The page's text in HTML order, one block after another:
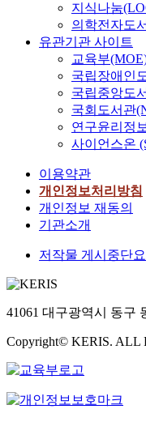
지식나눔
의학전자도
유관기관 사이트
교육부
국립장애인
국립중앙도
국회도서관
연구윤리정
사이언스온
이용약관
개인정보처리방침
개인정보 재동의
기관소개
저작물 게시중단
41061 대구광역시 동구
Copyright© KERIS. ALL